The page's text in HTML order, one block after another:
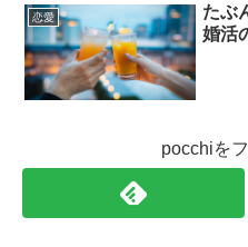
恋愛
たぶ
婚活
pocchiを